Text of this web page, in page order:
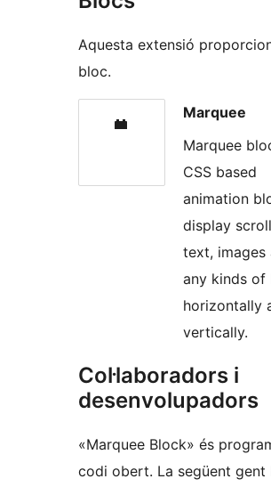
Aquesta extensió
bloc.
Marquee
Marquee
CSS based
animation
display
text, images
any kinds of
horizontally
vertically.
Col·laboradors i
desenvolupadors
«Marquee Block» és
codi obert. La següent gent